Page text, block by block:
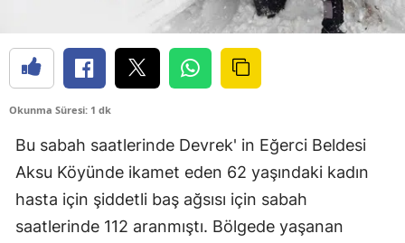
Okunma Süresi: 1 dk
Bu sabah saatlerinde Devrek' in Eğerci Beldesi
Aksu Köyünde ikamet eden 62 yaşındaki kadın
hasta için şiddetli baş ağsısı için sabah
saatlerinde 112 aranmıştı. Bölgede yaşanan